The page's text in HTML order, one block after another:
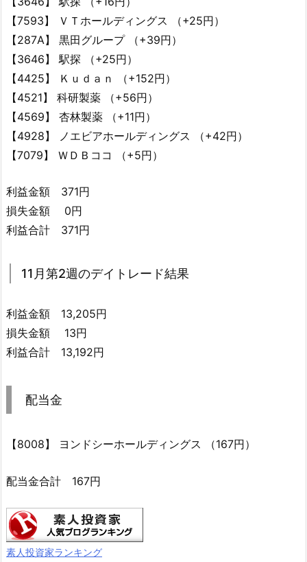
【7593】 ＶＴホールディングス （+25円）
【287A】 黒田グループ （+39円）
【3646】 駅探 （+25円）
【4425】 Ｋｕｄａｎ （+152円）
【4521】 科研製薬 （+56円）
【4569】 杏林製薬 （+11円）
【4928】 ノエビアホールディングス （+42円）
【7079】 ＷＤＢココ （+5円）
利益金額 371円
損失金額 0円
利益合計 371円
11月第2週のデイトレード結果
利益金額 13,205円
損失金額 13円
利益合計 13,192円
配当金
【8008】 ヨンドシーホールディングス （167円）
配当金合計 167円
素人投資家ランキング